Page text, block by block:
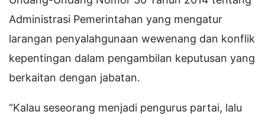
Administrasi Pemerintahan yang mengatur
larangan penyalahgunaan wewenang dan konflik
kepentingan dalam pengambilan keputusan yang
berkaitan dengan jabatan.
“Kalau seseorang menjadi pengurus partai, lalu